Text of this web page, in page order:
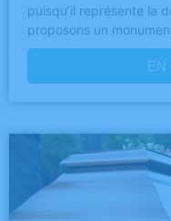
puisqu’il représente la
proposons un
EN